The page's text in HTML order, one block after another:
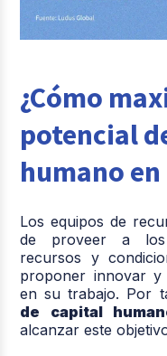
¿Cómo
potencial
humano
Los equipos de
de proveer a los
recursos y
proponer innovar y
en su trabajo. Por
de capital
alcanzar este